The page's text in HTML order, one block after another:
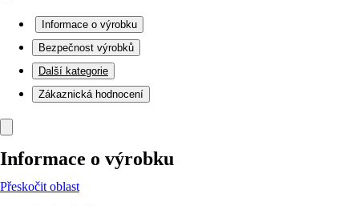
Informace o výrobku
Bezpečnost výrobků
Další kategorie
Zákaznická hodnocení
Informace o výrobku
Přeskočit oblast